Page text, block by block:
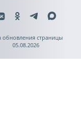
обновления страницы
05.08.2026